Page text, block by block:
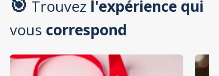
🎯 Trouvez l'expérience qui
vous correspond